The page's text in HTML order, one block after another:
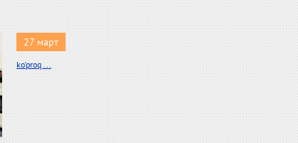
27 март
ko'proq ...